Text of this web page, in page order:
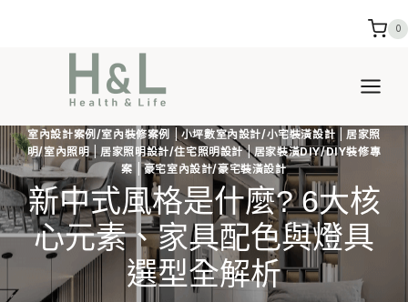
0
室內設計案例/室內裝修案例 |小坪數室內設計/小宅裝潢設計
居家照
明/室內照明|居家照明設計/住宅照明設計|居家裝潢DIY/DIY裝修專
案 |豪宅室內設計/豪宅裝潢設計
新中式風格是什麼? 6大核
心元素、家具配色與燈具
選型全解析